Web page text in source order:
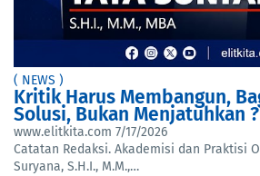
( NEWS )
Kritik Harus Membangun,
Solusi, Bukan Menjatuhkan ?
www.elitkita.com 7/17/2026
Catatan Redaksi. Akademisi dan Praktisi
Suryana, S.H.I., M.M.,…